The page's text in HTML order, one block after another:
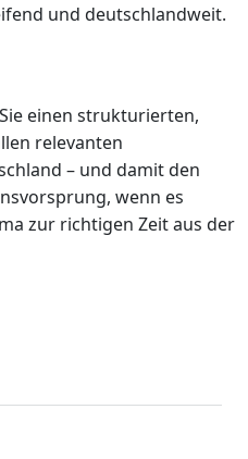
und deutschlandweit.
einen strukturierten,
relevanten
– und damit den
wenn es
zur richtigen Zeit aus der